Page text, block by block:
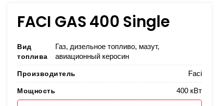
FACI GAS 400 Single
Вид
топлива
Газ, дизельное топливо, мазут,
авиационный керосин
Производитель Faci
Мощность 400 кВт